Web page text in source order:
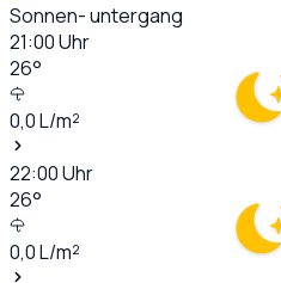
Sonnen- untergang
21:00Uhr
26°
0,0L/m²
22:00Uhr
26°
0,0L/m²